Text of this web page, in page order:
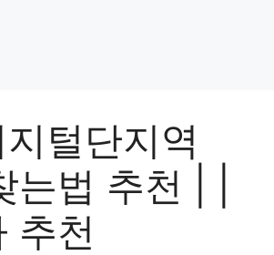
털단지역
는법 추천 | |
추천